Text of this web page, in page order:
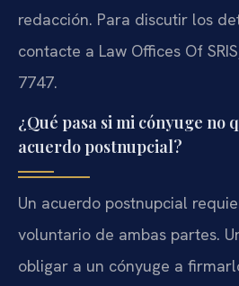
redacción. Para discutir los
contacte a Law Offices Of
7747.
¿Qué pasa si mi cónyuge
acuerdo postnupcial?
Un acuerdo postnupcial
voluntario de ambas partes.
obligar a un cónyuge a